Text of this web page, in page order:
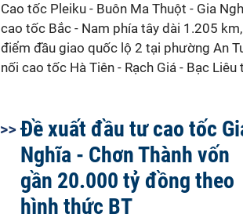
Cao tốc Pleiku - Buôn Ma Thuột - Gia
cao tốc Bắc - Nam phía tây dài 1.205
điểm đầu giao quốc lộ 2 tại phường An
nối cao tốc Hà Tiên - Rạch Giá - Bạc Liêu
Đề xuất đầu tư cao tốc
Nghĩa - Chơn Thành vốn
gần 20.000 tỷ đồng theo
hình thức BT